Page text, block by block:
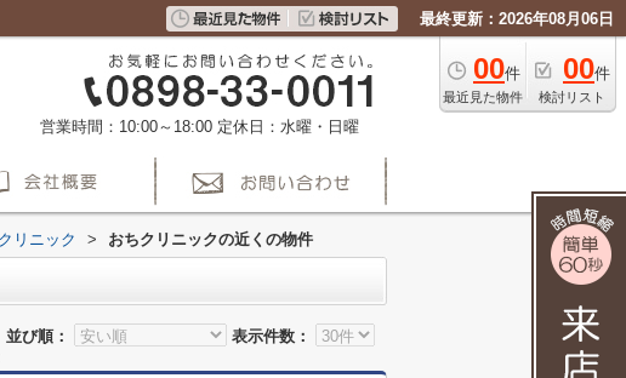
最終更新：2026年08月06日
00件
最近見た物件
00件
検討リスト
営業時間：10:00～18:00 定休日：水曜・日曜
リニック > おちクリニックの近くの物件
並び順：
表示件数：